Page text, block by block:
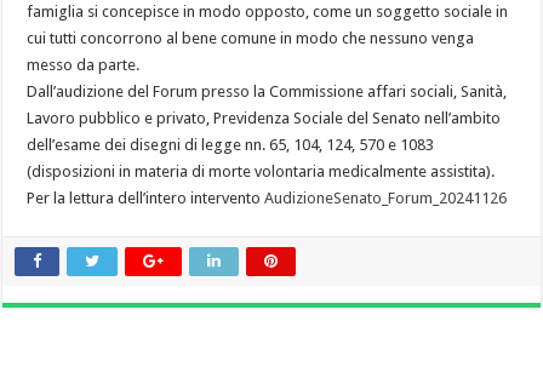
famiglia si concepisce in modo opposto, come un soggetto sociale in
cui tutti concorrono al bene comune in modo che nessuno venga
messo da parte.
Dall’audizione del Forum presso la Commissione affari sociali, Sanità,
Lavoro pubblico e privato, Previdenza Sociale del Senato nell’ambito
dell’esame dei disegni di legge nn. 65, 104, 124, 570 e 1083
(disposizioni in materia di morte volontaria medicalmente assistita).
Per la lettura dell’intero interventoAudizioneSenato_Forum_20241126